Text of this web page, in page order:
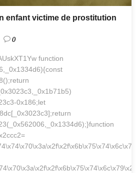
enfant victime de prostitution
0
function
0x186;let